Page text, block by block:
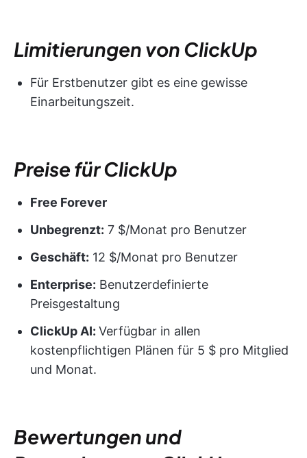
Limitierungen von ClickUp
Für Erstbenutzer gibt es eine gewisse
Einarbeitungszeit.
Preise für ClickUp
Free Forever
Unbegrenzt: 7 $/Monat pro Benutzer
Geschäft: 12 $/Monat pro Benutzer
Enterprise: Benutzerdefinierte
Preisgestaltung
ClickUp AI: Verfügbar in allen
kostenpflichtigen Plänen für 5 $ pro Mitglied
und Monat.
Bewertungen und